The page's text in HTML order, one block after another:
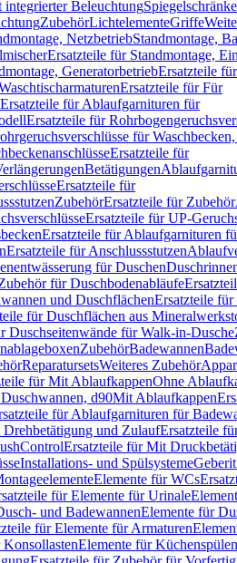
BeleuchtungSpiegelschränke
ZubehörLichtelementeGriffe
NetzbetriebStandmontage,
Ersatzteile für Standmontage,
GeneratorbetriebErsatzteile
Ersatzteile für Für
Ersatzteile für Ablaufgarnituren für
Ersatzteile für
für
Ersatzteile für
Betätigungen
Ersatzteile für
ZubehörErsatzteile für Zubehör
Ersatzteile für UP-
Ersatzteile für Ablaufgarnituren
Ersatzteile für Anschlussstutzen
für Duschen
für Duschbodenabläufe
und DuschflächenErsatzteile
für Duschflächen aus
Duschseitenwände für Walk-in-Dusche
ZubehörBadewannen
ReparatursetsWeiteres Zubehör
für Mit AblaufkappenOhne
d90Mit Ablaufkappen
für Ablaufgarnituren für
und ZulaufErsatzteile
Ersatzteile für Mit
Installations- und Spülsysteme
Elemente für WCs
für Elemente für Urinale
und BadewannenElemente für
für Elemente für Armaturen
Elemente für Küchenspülen